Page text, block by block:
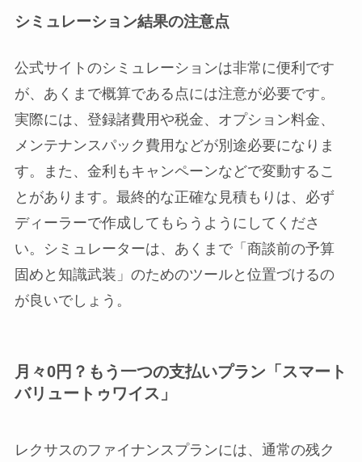
シミュレーション結果の注意点
公式サイトのシミュレーションは非常に便利です
が、あくまで概算である点には注意が必要です。
実際には、登録諸費用や税金、オプション料金、
メンテナンスパック費用などが別途必要になりま
す。また、金利もキャンペーンなどで変動するこ
とがあります。最終的な正確な見積もりは、必ず
ディーラーで作成してもらうようにしてくださ
い。シミュレーターは、あくまで「商談前の予算
固めと知識武装」のためのツールと位置づけるの
が良いでしょう。
月々0円？もう一つの支払いプラン「スマート
バリュートゥワイス」
レクサスのファイナンスプランには、通常の残ク